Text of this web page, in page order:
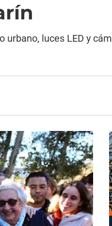
luces LED y